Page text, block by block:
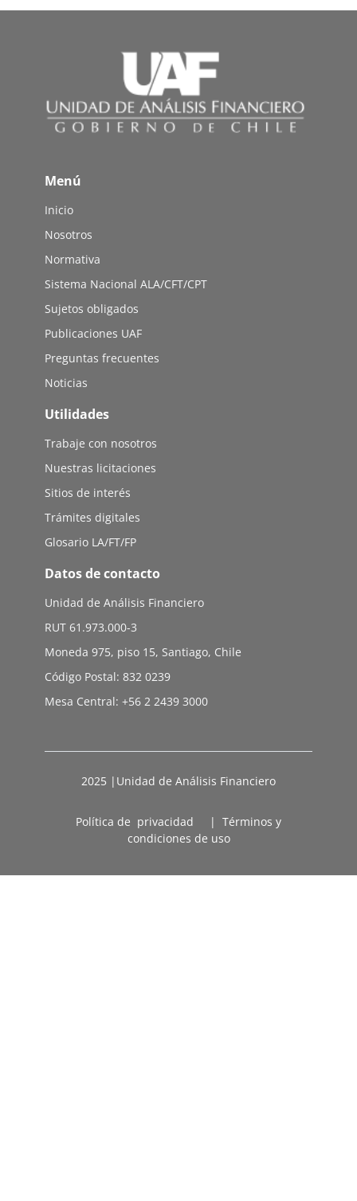
Menú
Inicio
Nosotros
Normativa
Sistema Nacional ALA/CFT/CPT
Sujetos obligados
Publicaciones UAF
Preguntas frecuentes
Noticias
Utilidades
Trabaje con nosotros
Nuestras licitaciones
Sitios de interés
Trámites digitales
Glosario LA/FT/FP
Datos de contacto
Unidad de Análisis Financiero
RUT 61.973.000-3
Moneda 975, piso 15, Santiago, Chile
Código Postal: 832 0239
Mesa Central: +56 2 2439 3000
2025 |Unidad de Análisis Financiero
Política de privacidad | Términos y
condiciones de uso